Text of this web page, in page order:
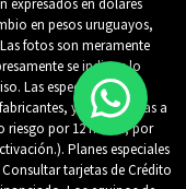
expresados en dólares
en pesos uruguayos,
fotos son meramente
se indique lo
Las especificaciones
y están sujetas a
riesgo por 12 meses, por
Planes especiales
tarjetas de Crédito